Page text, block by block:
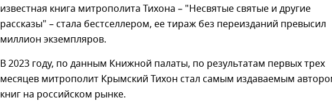
известная книга митрополита Тихона – "Несвятые святые и другие
рассказы" – стала бестселлером, ее тираж без переизданий превысил
миллион экземпляров.
В 2023 году, по данным Книжной палаты, по результатам первых трех
месяцев митрополит Крымский Тихон стал самым издаваемым
книг на российском рынке.